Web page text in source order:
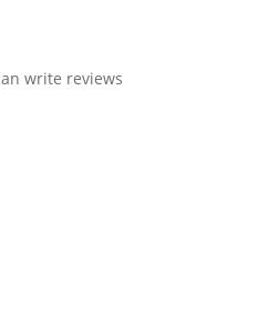
write reviews